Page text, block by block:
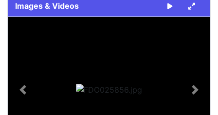
Images & Videos
Previous Next